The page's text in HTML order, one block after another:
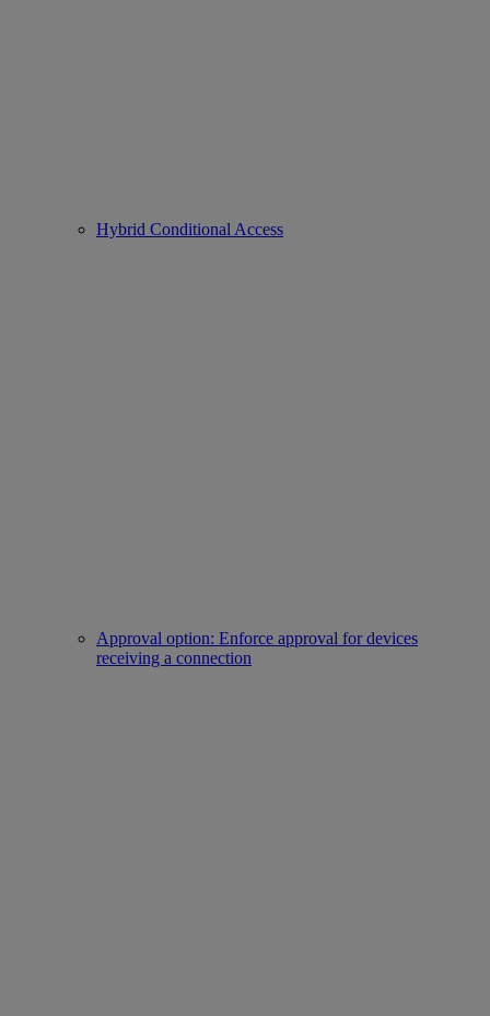
Hybrid Conditional Access
Approval option: Enforce approval for devices
receiving a connection